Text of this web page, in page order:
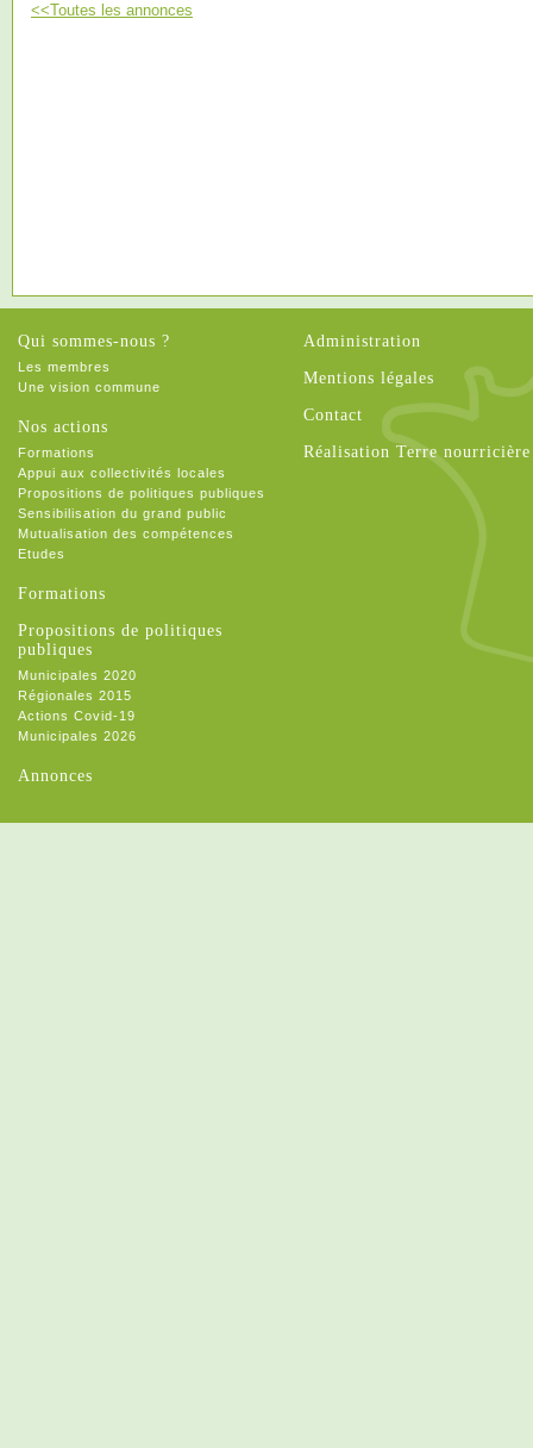
<<Toutes les annonces
Qui sommes-nous ?
Les membres
Une vision commune
Nos actions
Formations
Appui aux collectivités locales
Propositions de politiques publiques
Sensibilisation du grand public
Mutualisation des compétences
Etudes
Formations
Propositions de politiques
publiques
Municipales 2020
Régionales 2015
Actions Covid-19
Municipales 2026
Annonces
Administration
Mentions légales
Contact
Réalisation Terre nourricière